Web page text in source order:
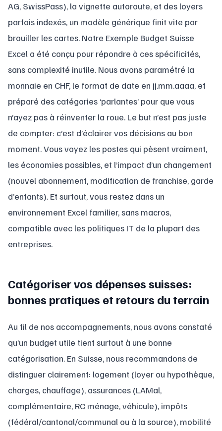
AG, SwissPass), la vignette autoroute, et des loyers
parfois indexés, un modèle générique finit vite par
brouiller les cartes. Notre Exemple Budget Suisse
Excel a été conçu pour répondre à ces spécificités,
sans complexité inutile. Nous avons paramétré la
monnaie en CHF, le format de date en jj.mm.aaaa, et
préparé des catégories ‘parlantes’ pour que vous
n’ayez pas à réinventer la roue. Le but n’est pas juste
de compter: c’est d’éclairer vos décisions au bon
moment. Vous voyez les postes qui pèsent vraiment,
les économies possibles, et l’impact d’un changement
(nouvel abonnement, modification de franchise, garde
d’enfants). Et surtout, vous restez dans un
environnement Excel familier, sans macros,
compatible avec les politiques IT de la plupart des
entreprises.
Catégoriser vos dépenses suisses:
bonnes pratiques et retours du terrain
Au fil de nos accompagnements, nous avons constaté
qu’un budget utile tient surtout à une bonne
catégorisation. En Suisse, nous recommandons de
distinguer clairement: logement (loyer ou hypothèque,
charges, chauffage), assurances (LAMal,
complémentaire, RC ménage, véhicule), impôts
(fédéral/cantonal/communal ou à la source), mobilité